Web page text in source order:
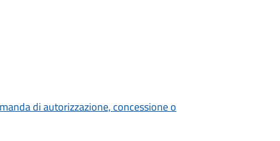
di autorizzazione, concessione o